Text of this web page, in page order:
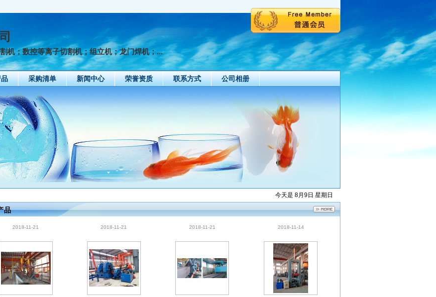
机；数控等离子切割机；组立机；龙门焊机；...
采购清单 新闻中心 荣誉资质 联系方式 公司相册
今天是 8月9日 星期日
品
钢生产线门焊机厂家
焊机通用型MZG5000
2018-11-21
H型钢生产线YJ-60A型钢
钢结构抛丸清理机适用于
处理
H型钢生产线组立机HG-2
H型钢生产线组立机HG-2